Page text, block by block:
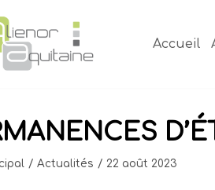
Accueil
Actualités 22 août 2023